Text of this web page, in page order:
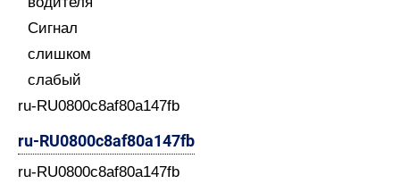
ru-RU0800c8af80a147fb
ru-RU0800c8af80a147fb
ru-RU0800c8af80a147fb